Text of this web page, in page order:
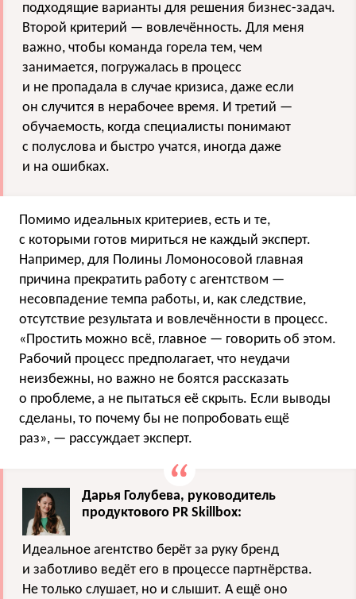
подходящие варианты для решения бизнес-задач.
Второй критерий — вовлечённость. Для меня
важно, чтобы команда горела тем, чем
занимается, погружалась в процесс
и не пропадала в случае кризиса, даже если
он случится в нерабочее время. И третий —
обучаемость, когда специалисты понимают
с полуслова и быстро учатся, иногда даже
и на ошибках.
Помимо идеальных критериев, есть и те,
с которыми готов мириться не каждый эксперт.
Например, для Полины Ломоносовой главная
причина прекратить работу с агентством —
несовпадение темпа работы, и, как следствие,
отсутствие результата и вовлечённости в процесс.
«Простить можно всё, главное — говорить об этом.
Рабочий процесс предполагает, что неудачи
неизбежны, но важно не боятся рассказать
о проблеме, а не пытаться её скрыть. Если выводы
сделаны, то почему бы не попробовать ещё
раз», — рассуждает эксперт.
Дарья Голубева, руководитель
продуктового PR Skillbox:
Идеальное агентство берёт за руку бренд
и заботливо ведёт его в процессе партнёрства.
Не только слушает, но и слышит. А ещё оно